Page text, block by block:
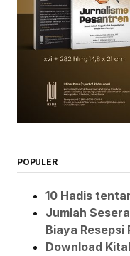
POPULER
10 Hadis
Jumlah
Biaya Resepsi
Download